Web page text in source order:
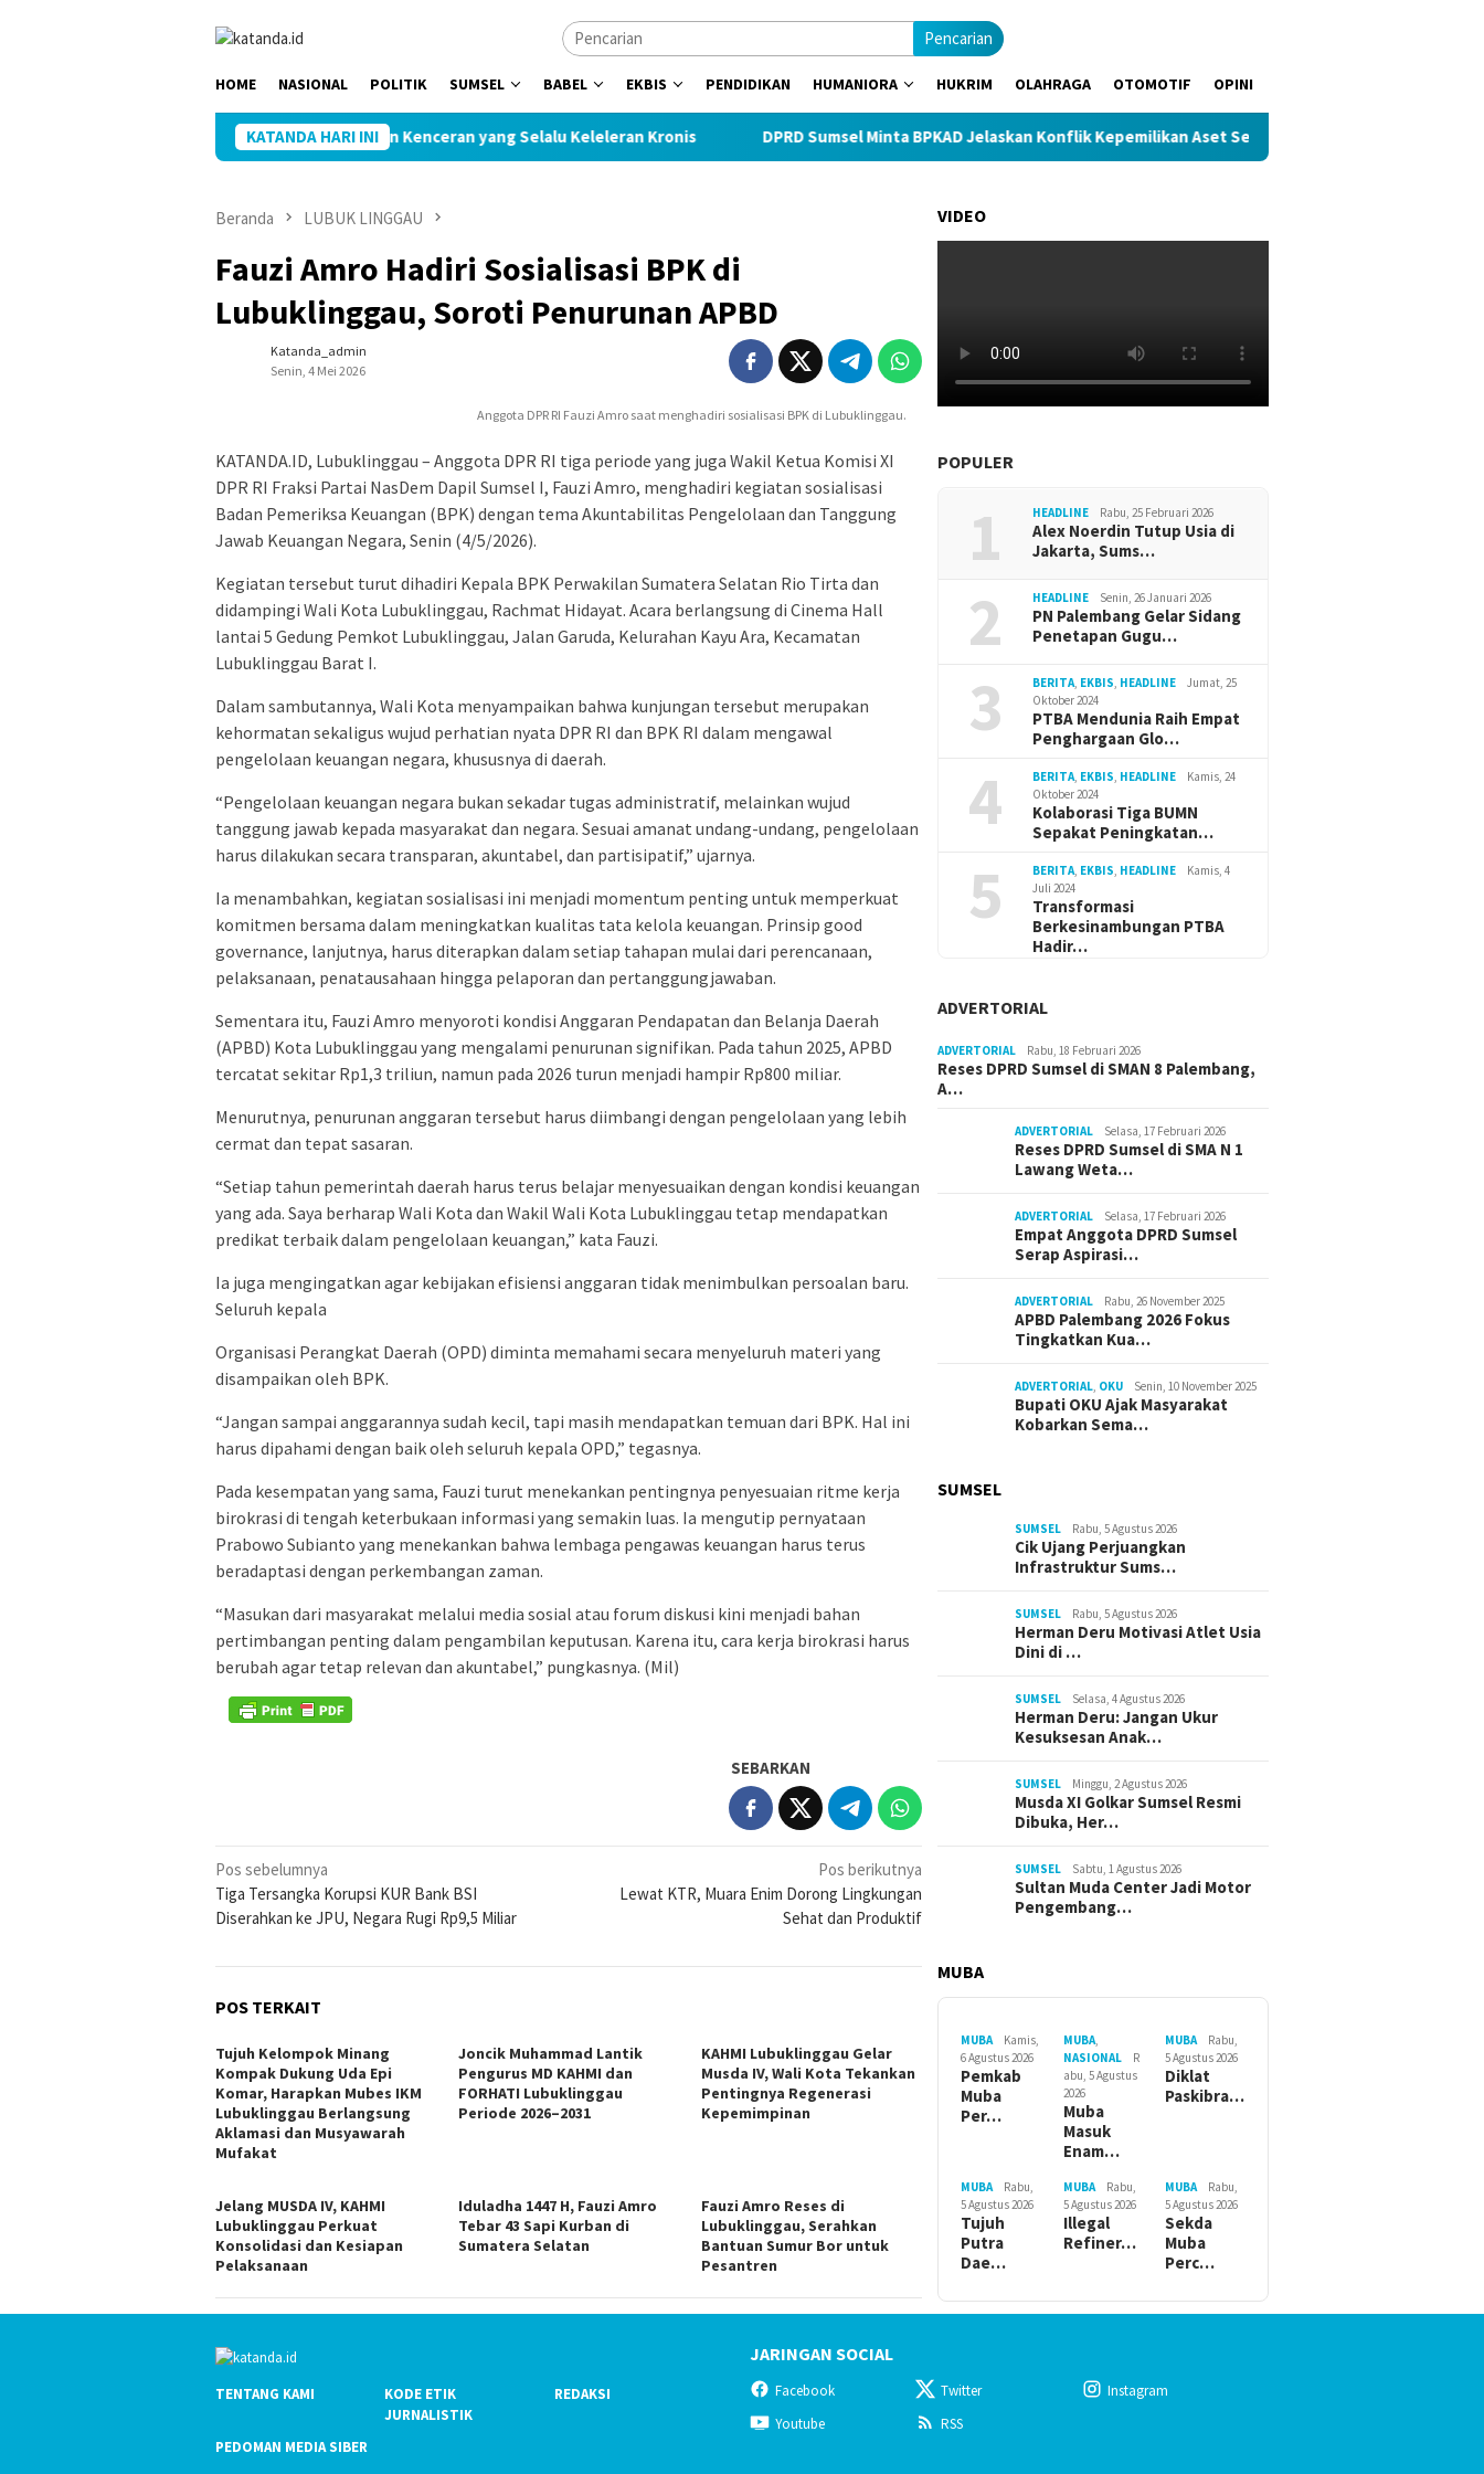
Pencarian
HOME NASIONAL POLITIK SUMSEL BABEL EKBIS PENDIDIKAN HUMANIORA HUKRIM OLAHRAGA OTOMOTIF OPINI
KATANDA HARI INI
Pelaksanaan Kenceran yang Selalu Keleleran Kronis DPRD Sumsel Minta BPKAD Jelaskan Konflik Kepemilikan Aset Seluas 2,9 Hektare
Beranda LUBUK LINGGAU
Fauzi Amro Hadiri Sosialisasi BPK di
Lubuklinggau, Soroti Penurunan APBD
Katanda_admin
Senin, 4 Mei 2026
Anggota DPR RI Fauzi Amro saat menghadiri sosialisasi BPK di Lubuklinggau.
KATANDA.ID, Lubuklinggau – Anggota DPR RI tiga periode yang juga Wakil Ketua Komisi XI
DPR RI Fraksi Partai NasDem Dapil Sumsel I, Fauzi Amro, menghadiri kegiatan sosialisasi
Badan Pemeriksa Keuangan (BPK) dengan tema Akuntabilitas Pengelolaan dan Tanggung
Jawab Keuangan Negara, Senin (4/5/2026).
Kegiatan tersebut turut dihadiri Kepala BPK Perwakilan Sumatera Selatan Rio Tirta dan
didampingi Wali Kota Lubuklinggau, Rachmat Hidayat. Acara berlangsung di Cinema Hall
lantai 5 Gedung Pemkot Lubuklinggau, Jalan Garuda, Kelurahan Kayu Ara, Kecamatan
Lubuklinggau Barat I.
Dalam sambutannya, Wali Kota menyampaikan bahwa kunjungan tersebut merupakan
kehormatan sekaligus wujud perhatian nyata DPR RI dan BPK RI dalam mengawal
pengelolaan keuangan negara, khususnya di daerah.
“Pengelolaan keuangan negara bukan sekadar tugas administratif, melainkan wujud
tanggung jawab kepada masyarakat dan negara. Sesuai amanat undang-undang, pengelolaan
harus dilakukan secara transparan, akuntabel, dan partisipatif,” ujarnya.
Ia menambahkan, kegiatan sosialisasi ini menjadi momentum penting untuk memperkuat
komitmen bersama dalam meningkatkan kualitas tata kelola keuangan. Prinsip good
governance, lanjutnya, harus diterapkan dalam setiap tahapan mulai dari perencanaan,
pelaksanaan, penatausahaan hingga pelaporan dan pertanggungjawaban.
Sementara itu, Fauzi Amro menyoroti kondisi Anggaran Pendapatan dan Belanja Daerah
(APBD) Kota Lubuklinggau yang mengalami penurunan signifikan. Pada tahun 2025, APBD
tercatat sekitar Rp1,3 triliun, namun pada 2026 turun menjadi hampir Rp800 miliar.
Menurutnya, penurunan anggaran tersebut harus diimbangi dengan pengelolaan yang lebih
cermat dan tepat sasaran.
“Setiap tahun pemerintah daerah harus terus belajar menyesuaikan dengan kondisi keuangan
yang ada. Saya berharap Wali Kota dan Wakil Wali Kota Lubuklinggau tetap mendapatkan
predikat terbaik dalam pengelolaan keuangan,” kata Fauzi.
Ia juga mengingatkan agar kebijakan efisiensi anggaran tidak menimbulkan persoalan baru.
Seluruh kepala
Organisasi Perangkat Daerah (OPD) diminta memahami secara menyeluruh materi yang
disampaikan oleh BPK.
“Jangan sampai anggarannya sudah kecil, tapi masih mendapatkan temuan dari BPK. Hal ini
harus dipahami dengan baik oleh seluruh kepala OPD,” tegasnya.
Pada kesempatan yang sama, Fauzi turut menekankan pentingnya penyesuaian ritme kerja
birokrasi di tengah keterbukaan informasi yang semakin luas. Ia mengutip pernyataan
Prabowo Subianto yang menekankan bahwa lembaga pengawas keuangan harus terus
beradaptasi dengan perkembangan zaman.
“Masukan dari masyarakat melalui media sosial atau forum diskusi kini menjadi bahan
pertimbangan penting dalam pengambilan keputusan. Karena itu, cara kerja birokrasi harus
berubah agar tetap relevan dan akuntabel,” pungkasnya. (Mil)
SEBARKAN
Navigasi
pos
Pos sebelumnya
Tiga Tersangka Korupsi KUR Bank BSI
Diserahkan ke JPU, Negara Rugi Rp9,5 Miliar
Pos berikutnya
Lewat KTR, Muara Enim Dorong Lingkungan
Sehat dan Produktif
POS TERKAIT
Tujuh Kelompok Minang
Kompak Dukung Uda Epi
Komar, Harapkan Mubes IKM
Lubuklinggau Berlangsung
Aklamasi dan Musyawarah
Mufakat
Joncik Muhammad Lantik
Pengurus MD KAHMI dan
FORHATI Lubuklinggau
Periode 2026–2031
KAHMI Lubuklinggau Gelar
Musda IV, Wali Kota Tekankan
Pentingnya Regenerasi
Kepemimpinan
Jelang MUSDA IV, KAHMI
Lubuklinggau Perkuat
Konsolidasi dan Kesiapan
Pelaksanaan
Iduladha 1447 H, Fauzi Amro
Tebar 43 Sapi Kurban di
Sumatera Selatan
Fauzi Amro Reses di
Lubuklinggau, Serahkan
Bantuan Sumur Bor untuk
Pesantren
VIDEO
POPULER
1 HEADLINE Rabu, 25 Februari 2026
Alex Noerdin Tutup Usia di
Jakarta, Sums…
2 HEADLINE Senin, 26 Januari 2026
PN Palembang Gelar Sidang
Penetapan Gugu…
3 BERITA, EKBIS, HEADLINE
Jumat, 25
Oktober 2024
PTBA Mendunia Raih Empat
Penghargaan Glo…
4 BERITA, EKBIS, HEADLINE
Kamis, 24
Oktober 2024
Kolaborasi Tiga BUMN
Sepakat Peningkatan…
5 BERITA, EKBIS, HEADLINE
Kamis, 4
Juli 2024
Transformasi
Berkesinambungan PTBA
Hadir…
ADVERTORIAL
ADVERTORIAL Rabu, 18 Februari 2026
Reses DPRD Sumsel di SMAN 8 Palembang,
A…
ADVERTORIAL Selasa, 17 Februari 2026
Reses DPRD Sumsel di SMA N 1
Lawang Weta…
ADVERTORIAL Selasa, 17 Februari 2026
Empat Anggota DPRD Sumsel
Serap Aspirasi…
ADVERTORIAL Rabu, 26 November 2025
APBD Palembang 2026 Fokus
Tingkatkan Kua…
ADVERTORIAL, OKU Senin, 10 November 2025
Bupati OKU Ajak Masyarakat
Kobarkan Sema…
SUMSEL
SUMSEL Rabu, 5 Agustus 2026
Cik Ujang Perjuangkan
Infrastruktur Sums…
SUMSEL Rabu, 5 Agustus 2026
Herman Deru Motivasi Atlet Usia
Dini di …
SUMSEL Selasa, 4 Agustus 2026
Herman Deru: Jangan Ukur
Kesuksesan Anak…
SUMSEL Minggu, 2 Agustus 2026
Musda XI Golkar Sumsel Resmi
Dibuka, Her…
SUMSEL Sabtu, 1 Agustus 2026
Sultan Muda Center Jadi Motor
Pengembang…
MUBA
MUBA
Kamis,
6 Agustus 2026
Pemkab
Muba
Per…
MUBA,
NASIONAL
R
abu, 5 Agustus
2026
Muba
Masuk
Enam…
MUBA
Rabu,
5 Agustus 2026
Diklat
Paskibra…
MUBA
Rabu,
5 Agustus 2026
Tujuh
Putra
Dae…
MUBA
Rabu,
5 Agustus 2026
Illegal
Refiner…
MUBA
Rabu,
5 Agustus 2026
Sekda
Muba
Perc…
TENTANG KAMI
KODE ETIK
JURNALISTIK
REDAKSI
PEDOMAN MEDIA SIBER
JARINGAN SOCIAL
Facebook Twitter
Instagram
Youtube
RSS